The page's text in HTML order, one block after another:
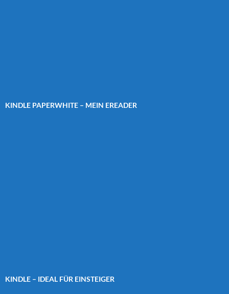
KINDLE PAPERWHITE – MEIN EREADER
KINDLE – IDEAL FÜR EINSTEIGER